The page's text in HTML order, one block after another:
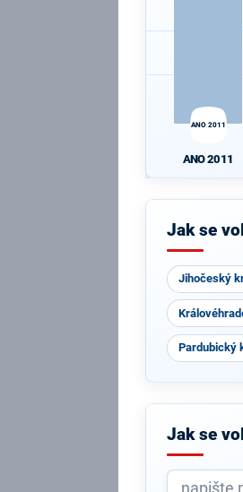
ANO 2011
ANO 2011
Jak se
Jihočeský
Pardubický
Jak se